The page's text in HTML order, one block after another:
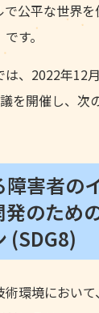
公平な世界
す。
、2022年12
を開催し、次
害者の
のため
(SDG8)
環境におい